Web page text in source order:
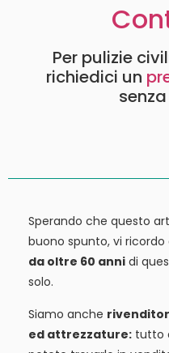
Per pulizie
richiedici un
Sperando che questo
buono spunto, vi ricordo
da oltre 60 anni di
solo.
Siamo anche
ed attrezzature: tutto